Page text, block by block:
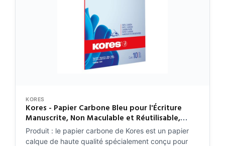
KORES
Kores - Papier Carbone Bleu pour l'Écriture
Manuscrite, Non Maculable et Réutilisable,
Fournitures Scolaires et de Bureau, Format A4,
21 x 29,7 cm, Paquet de 10 Feuilles
Produit : le papier carbone de Kores est un papier
calque de haute qualité spécialement conçu pour